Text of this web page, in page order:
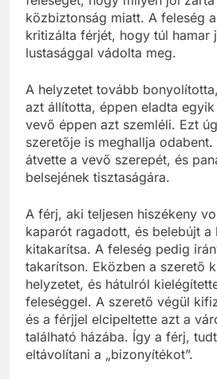
közbiztonság miatt. A feleség
kritizálta férjét, hogy túl hamar
lustasággal vádolta meg.
A helyzetet tovább
azt állította, éppen eladta
vevő éppen azt szemléli. Ezt
szeretője is meghallja
átvette a vevő szerepét, és
belsejének tisztaságára.
A férj, aki teljesen hiszékeny
kaparót ragadott, és belebújt
kitakarítsa. A feleség pedig
takarítson. Eközben a szerető
helyzetet, és hátulról
feleséggel. A szerető végül
és a férjjel elcipeltette azt a
található házába. Így a férj,
eltávolítani a „bizonyítékot”.